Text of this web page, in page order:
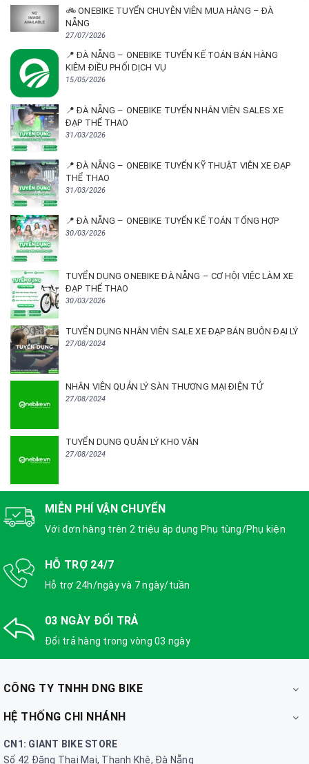
🚲 ONEBIKE TUYỂN CHUYÊN VIÊN MUA HÀNG – ĐÀ
NẴNG
27/07/2026
📍 ĐÀ NẴNG – ONEBIKE TUYỂN KẾ TOÁN BÁN HÀNG
KIÊM ĐIỀU PHỐI DỊCH VỤ
15/05/2026
📍 ĐÀ NẴNG – ONEBIKE TUYỂN NHÂN VIÊN SALES XE
ĐẠP THỂ THAO
31/03/2026
📍 ĐÀ NẴNG – ONEBIKE TUYỂN KỸ THUẬT VIÊN XE ĐẠP
THỂ THAO
31/03/2026
📍 ĐÀ NẴNG – ONEBIKE TUYỂN KẾ TOÁN TỔNG HỢP
30/03/2026
TUYỂN DỤNG ONEBIKE ĐÀ NẴNG – CƠ HỘI VIỆC LÀM XE
ĐẠP THỂ THAO
30/03/2026
TUYỂN DỤNG NHÂN VIÊN SALE XE ĐẠP BÁN BUÔN ĐẠI LÝ
27/08/2024
NHÂN VIÊN QUẢN LÝ SÀN THƯƠNG MẠI ĐIỆN TỬ
27/08/2024
TUYỂN DỤNG QUẢN LÝ KHO VẬN
27/08/2024
MIỄN PHÍ VẬN CHUYỂN
Với đơn hàng trên 2 triệu áp dụng Phụ tùng/Phụ kiện
HỖ TRỢ 24/7
Hỗ trợ 24h/ngày và 7 ngày/tuần
03 NGÀY ĐỔI TRẢ
Đổi trả hàng trong vòng 03 ngày
CÔNG TY TNHH DNG BIKE
HỆ THỐNG CHI NHÁNH
CN1: GIANT BIKE STORE
Số 42 Đặng Thai Mai, Thanh Khê, Đà Nẵng